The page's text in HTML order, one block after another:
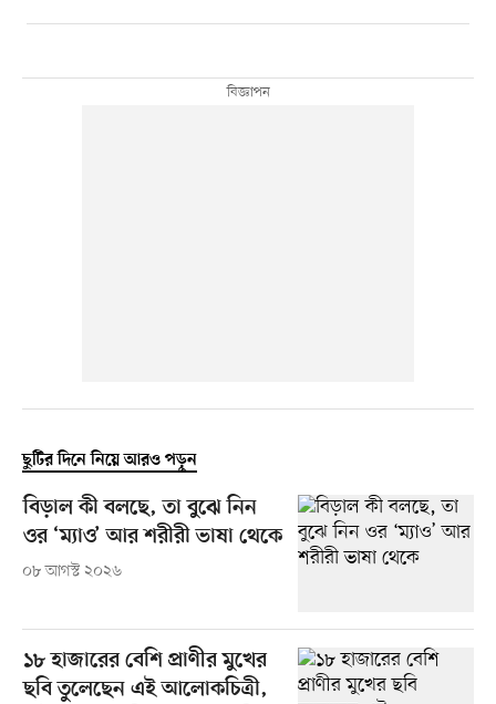
ছুটির দিনে নিয়ে আরও পড়ুন
বিড়াল কী বলছে, তা বুঝে নিন
ওর ‘ম্যাও’ আর শরীরী ভাষা থেকে
০৮ আগস্ট ২০২৬
১৮ হাজারের বেশি প্রাণীর মুখের
ছবি তুলেছেন এই আলোকচিত্রী,